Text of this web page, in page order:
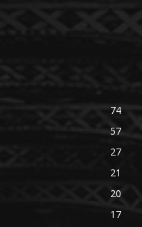
74
57
27
21
20
17